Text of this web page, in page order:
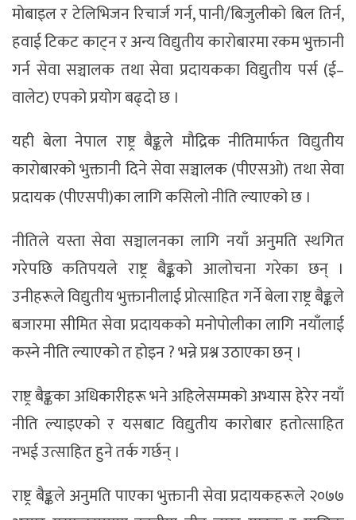
मोबाइल र टेलिभिजन रिचार्ज गर्न, पानी/बिजुलीको बिल तिर्न,
हवाई टिकट काट्न र अन्य विद्युतीय कारोबारमा रकम भुक्तानी
गर्न सेवा सञ्चालक तथा सेवा प्रदायकका विद्युतीय पर्स (ई–
वालेट) एपको प्रयोग बढ्दो छ ।
यही बेला नेपाल राष्ट्र बैङ्कले मौद्रिक नीतिमार्फत विद्युतीय
कारोबारको भुक्तानी दिने सेवा सञ्चालक (पीएसओ) तथा सेवा
प्रदायक (पीएसपी)का लागि कसिलो नीति ल्याएको छ ।
नीतिले यस्ता सेवा सञ्चालनका लागि नयाँ अनुमति स्थगित
गरेपछि कतिपयले राष्ट्र बैङ्कको आलोचना गरेका छन् ।
उनीहरूले विद्युतीय भुक्तानीलाई प्रोत्साहित गर्ने बेला राष्ट्र बैङ्कले
बजारमा सीमित सेवा प्रदायकको मनोपोलीका लागि नयाँलाई
कस्ने नीति ल्याएको त होइन ? भन्ने प्रश्न उठाएका छन् ।
राष्ट्र बैङ्कका अधिकारीहरू भने अहिलेसम्मको अभ्यास हेरेर नयाँ
नीति ल्याइएको र यसबाट विद्युतीय कारोबार हतोत्साहित
नभई उत्साहित हुने तर्क गर्छन् ।
राष्ट्र बैङ्कले अनुमति पाएका भुक्तानी सेवा प्रदायकहरूले २०७७